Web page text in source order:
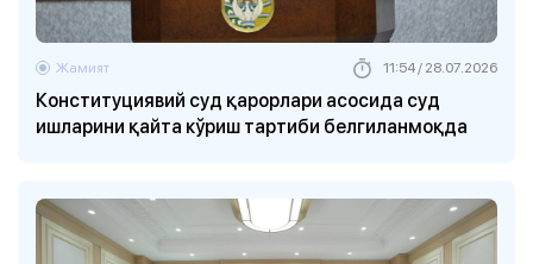
Конституциявий суд қарорлари асосида суд
ишларини қайта кўриш тартиби белгиланмоқда
Жамият 11:54 / 28.07.2026